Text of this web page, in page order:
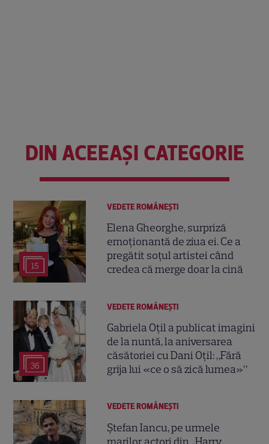
DIN ACEEAȘI CATEGORIE
15
VEDETE ROMÂNEŞTI
Elena Gheorghe, surpriză
emoționantă de ziua ei. Ce a
pregătit soțul artistei când
credea că merge doar la cină
36
VEDETE ROMÂNEŞTI
Gabriela Oțil a publicat imagini
de la nuntă, la aniversarea
căsătoriei cu Dani Oțil: „Fără
grija lui «ce o să zică lumea»”
VEDETE ROMÂNEŞTI
Ștefan Iancu, pe urmele